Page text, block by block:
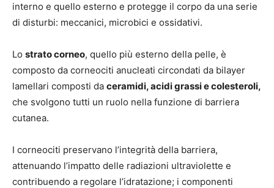
interno e quello esterno e protegge il corpo da una serie
di disturbi: meccanici, microbici e ossidativi.
Lo strato corneo, quello più esterno della pelle, è
composto da corneociti anucleati circondati da bilayer
lamellari composti da ceramidi, acidi grassi e colesteroli,
che svolgono tutti un ruolo nella funzione di barriera
cutanea.
I corneociti preservano l’integrità della barriera,
attenuando l’impatto delle radiazioni ultraviolette e
contribuendo a regolare l’idratazione; i componenti